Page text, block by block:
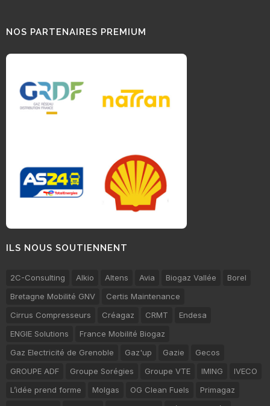
NOS PARTENAIRES PREMIUM
ILS NOUS SOUTIENNENT
2C-Consulting Alkio Altens Avia Biogaz Vallée
Borel
Bretagne Mobilité GNV
Certis Maintenance
Cirrus Compresseurs
Créagaz CRMT
Endesa
ENGIE Solutions
France Mobilité Biogaz
Gaz Electricité de Grenoble
Gaz'up Gazie
Gecos
GROUPE ADF
Groupe Sorégies Groupe VTE IMING
IVECO
L’idée prend forme
Molgas OG Clean Fuels
Primagaz